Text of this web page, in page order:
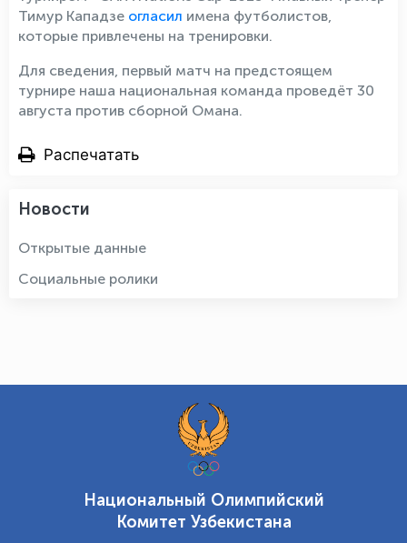
Тимур Кападзе огласил имена футболистов,
которые привлечены на тренировки.
Для сведения, первый матч на предстоящем
турнире наша национальная команда проведёт 30
августа против сборной Омана.
Распечатать
Новости
Открытые данные
Социальные ролики
Национальный Олимпийский
Комитет Узбекистана